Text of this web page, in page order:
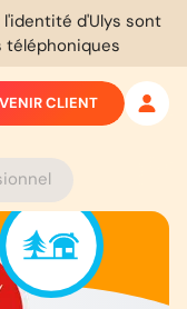
d'Ulys sont
téléphoniques
CLIENT